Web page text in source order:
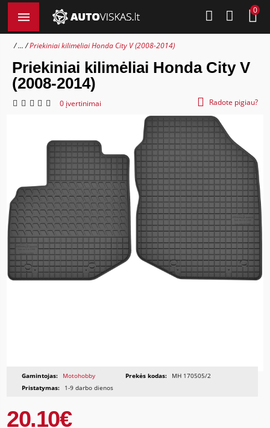
0
... Priekiniai kilimėliai Honda City V (2008-2014)
Priekiniai kilimėliai Honda City V
(2008-2014)
0 įvertinimai Radote pigiau?
Gamintojas: Motohobby Prekės kodas:
MH 170505/2
Pristatymas:
1-9 darbo dienos
20.10€